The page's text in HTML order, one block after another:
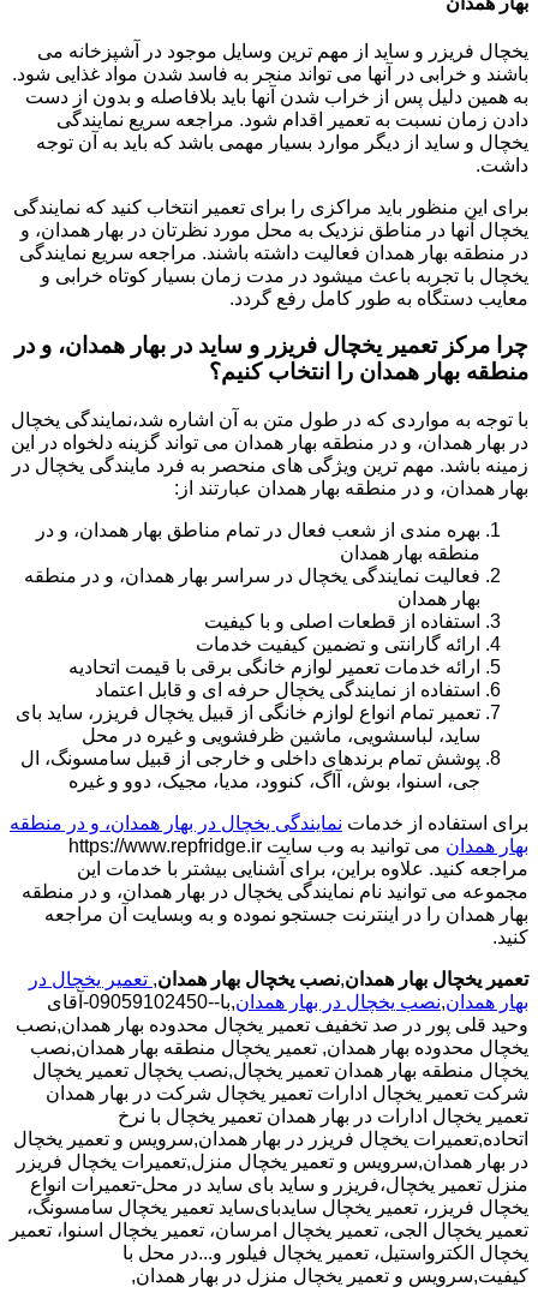
یخچال فریزر و ساید از مهم ترین وسایل موجود در آشپزخانه می
باشند و خرابی در آنها می تواند منجر به فاسد شدن مواد غذایی شود.
به همین دلیل پس از خراب شدن آنها باید بلافاصله و بدون از دست
دادن زمان نسبت به تعمیر اقدام شود. مراجعه سریع نمایندگی
یخچال و ساید از دیگر موارد بسیار مهمی باشد که باید به آن توجه
داشت.
برای این منظور باید مراکزی را برای تعمیر انتخاب کنید که نمایندگی
یخچال آنها در مناطق نزدیک به محل مورد نظرتان در بهار همدان، و
در منطقه بهار همدان فعالیت داشته باشند. مراجعه سریع نمایندگی
یخچال با تجربه باعث میشود در مدت زمان بسیار کوتاه خرابی و
معایب دستگاه به طور کامل رفع گردد.
چرا مرکز تعمیر یخچال فریزر و ساید در بهار همدان، و در
منطقه بهار همدان را انتخاب کنیم؟
با توجه به مواردی که در طول متن به آن اشاره شد،نمایندگی یخچال
در بهار همدان، و در منطقه بهار همدان می تواند گزینه دلخواه در این
زمینه باشد. مهم ترین ویژگی های منحصر به فرد مایندگی یخچال در
بهار همدان، و در منطقه بهار همدان عبارتند از:
بهره مندی از شعب فعال در تمام مناطق بهار همدان، و در
منطقه بهار همدان
فعالیت نمایندگی یخچال در سراسر بهار همدان، و در منطقه
بهار همدان
استفاده از قطعات اصلی و با کیفیت
ارائه گارانتی و تضمین کیفیت خدمات
ارائه خدمات تعمیر لوازم خانگی برقی با قیمت اتحادیه
استفاده از نمایندگی یخچال حرفه ای و قابل اعتماد
تعمیر تمام انواع لوازم خانگی از قبیل یخچال فریزر، ساید بای
ساید، لباسشویی، ماشین ظرفشویی و غیره در محل
پوشش تمام برندهای داخلی و خارجی از قبیل سامسونگ، ال
جی، اسنوا، بوش، آاگ، کنوود، مدیا، مجیک، دوو و غیره
برای استفاده از خدمات نمایندگی یخچال در بهار همدان، و در منطقه
بهار همدان
می توانید به وب سایت https://www.repfridge.ir
مراجعه کنید. علاوه براین، برای آشنایی بیشتر با خدمات این
مجموعه می توانید نام نمایندگی یخچال در بهار همدان، و در منطقه
بهار همدان را در اینترنت جستجو نموده و به وبسایت آن مراجعه
کنید.
تعمیر یخچال بهار همدان,نصب یخچال بهار همدان, تعمیر یخچال در
بهار همدان,نصب یخچال در بهار همدان
,با--09059102450-آقای
وحید قلی پور در صد تخفیف تعمیر یخچال محدوده بهار همدان,نصب
یخچال محدوده بهار همدان, تعمیر یخچال منطقه بهار همدان,نصب
یخچال منطقه بهار همدان تعمیر یخچال,نصب یخچال تعمیر یخچال
شرکت تعمیر یخچال ادارات تعمیر یخچال شرکت در بهار همدان
تعمیر یخچال ادارات در بهار همدان تعمیر یخچال با نرخ
اتحاده,تعمیرات یخچال فریزر در بهار همدان,سرویس و تعمیر یخچال
در بهار همدان,سرویس و تعمیر یخچال منزل,تعمیرات یخچال فریزر
منزل تعمیر یخچال،فریزر و ساید بای ساید در محل-تعمیرات انواع
یخچال فریزر، تعمیر یخچال سایدبای‌ساید تعمیر یخچال سامسونگ،
تعمیر یخچال الجی، تعمیر یخچال امرسان، تعمیر یخچال اسنوا، تعمیر
یخچال الکترواستیل، تعمیر یخچال فیلور و...در محل با
کیفیت,سرویس و تعمیر یخچال منزل در بهار همدان,